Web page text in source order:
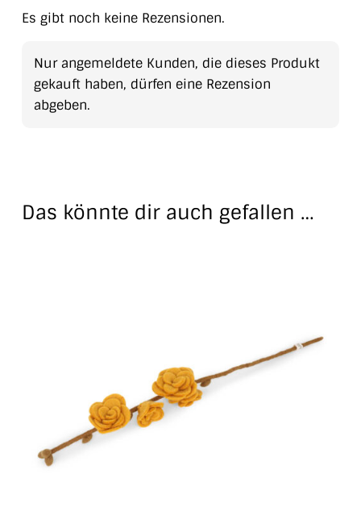
Es gibt noch keine Rezensionen.
Nur angemeldete Kunden, die dieses Produkt
gekauft haben, dürfen eine Rezension
abgeben.
Das könnte dir auch gefallen …